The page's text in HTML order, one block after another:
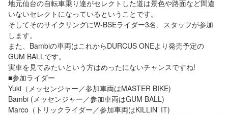
地元仙台の自転車乗り達がセレクトした道は景色や路面など間違
いないセレクトになっているということです。
そしてそのサイクリングにW-BSEライダー3名、スタッフが参加
します。
また、Bambiの車両はこれからDURCUS ONEより発売予定の
GUM BALLです。
実車を見てみたいという方はめったにないチャンスですね!
■参加ライダー
Yuki（メッセンジャー／参加車両はMASTER BIKE)
Bambi (メッセンジャー／参加車両はGUM BALL)
Marco（トリックライダー／参加車両はKILLIN’ IT)